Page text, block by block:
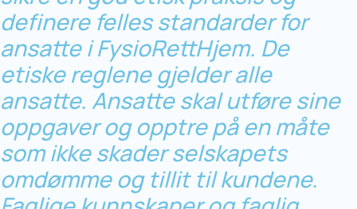
definere felles standarder for
ansatte i FysioRettHjem. De
etiske reglene gjelder alle
ansatte. Ansatte skal utføre sine
oppgaver og opptre på en måte
som ikke skader selskapets
omdømme og tillit til kundene.